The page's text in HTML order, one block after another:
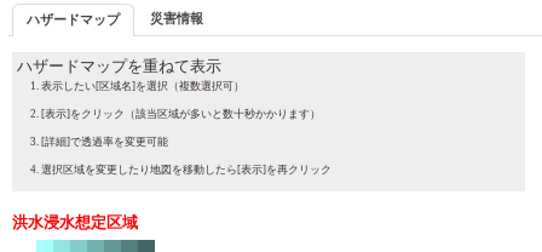
ハザードマップ 災害情報
ハザードマップを重ねて表示
表示したい[区域名]を選択（複数選択可）
[表示]をクリック（該当区域が多いと数十秒かかります）
[詳細]で透過率を変更可能
選択区域を変更したり地図を移動したら[表示]を再クリック
洪水浸水想定区域